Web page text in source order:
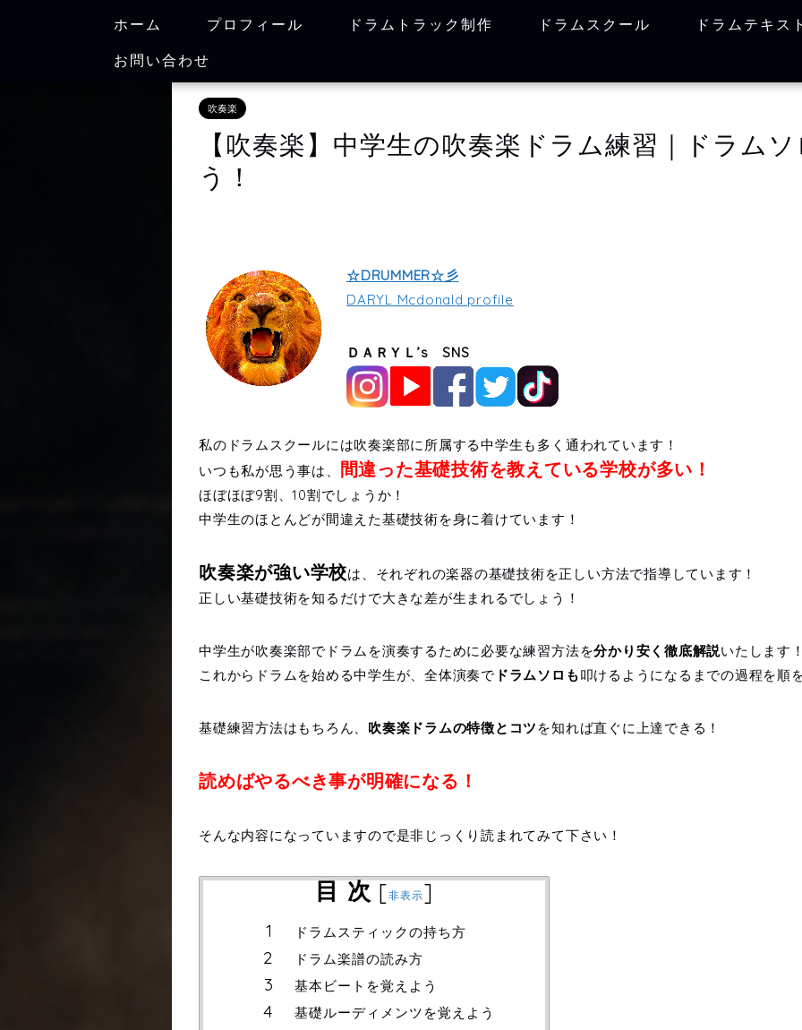
ホーム プロフィール ドラムトラック制作 ドラムスクール
ドラムテキス
お問い合わせ
吹奏楽
【吹奏楽】中学生の吹奏楽ドラム練習｜ドラム
う！
☆DRUMMER☆彡
DARYL Mcdonald profile
ＤＡＲＹＬ’s SNS
私のドラムスクールには吹奏楽部に所属する中学生も多く通われています！
いつも私が思う事は、 間違った基礎技術を教えている学校が多い！
ほぼほぼ9割、10割でしょうか！
中学生のほとんどが間違えた基礎技術を身に着けています！
吹奏楽が強い学校は、それぞれの楽器の基礎技術を正しい方法で指導しています！
正しい基礎技術を知るだけで大きな差が生まれるでしょう！
中学生が吹奏楽部でドラムを演奏するために必要な練習方法を分かり安く徹底解説いたします
これからドラムを始める中学生が、全体演奏で ドラムソロも叩けるようになるまでの過程を順
基礎練習方法はもちろん、 吹奏楽ドラムの特徴とコツ を知れば直ぐに上達できる！
読めばやるべき事が明確になる！
そんな内容になっていますので是非じっくり読まれてみて下さい！
目 次 [非表示]
ドラムスティックの持ち方
ドラム楽譜の読み方
基本ビートを覚えよう
基礎ルーディメンツを覚えよう